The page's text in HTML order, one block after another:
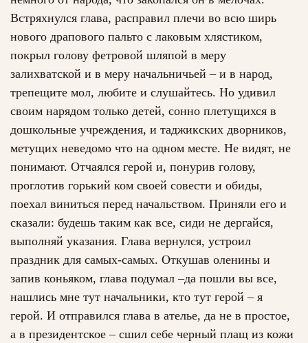
Встряхнулся глава, расправил плечи во всю ширь
нового драпового пальто с лаковым хлястиком,
покрыл голову фетровой шляпой в меру
залихватской и в меру начальничьей – и в народ,
трепещите мол, любите и слушайтесь. Но удивил
своим нарядом только детей, сонно плетущихся в
дошкольные учреждения, и таджикских дворников,
метущих неведомо что на одном месте. Не видят, не
понимают. Отчаялся герой и, понурив голову,
проглотив горький ком своей совести и обиды,
поехал виниться перед начальством. Приняли его и
сказали: будешь таким как все, сиди не дергайся,
выполняй указания. Глава вернулся, устроил
праздник для самых-самых. Откушав оленины и
запив коньяком, глава подумал –да пошли вы все,
нашлись мне тут начальники, кто тут герой – я
герой. И отправился глава в ателье, да не в простое,
а в президентское – сшил себе черный плащ из кожи